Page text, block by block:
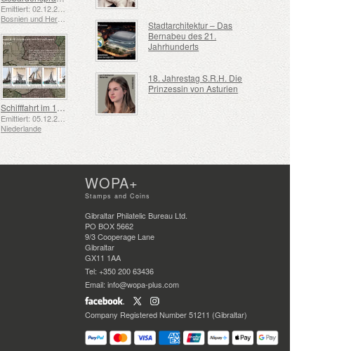
Emittiert: 02.12.2025
Bosnien und Herzegowina - Republik Srpska
Schifffahrt im 17. und 18. Jahrhundert – Torfschifffahrt
Emittiert: 05.12.2025
Niederlande
Stadtarchitektur – Das
Bernabeu des 21.
Jahrhunderts
18. Jahrestag S.R.H. Die
Prinzessin von Asturien
WOPA+
Stamps and Coins
Gibraltar Philatelic Bureau Ltd.
PO BOX 5662
9/3 Cooperage Lane
Gibraltar
GX11 1AA
Tel: +350 200 63436
Email: info@wopa-plus.com
Company Registered Number 51211 (Gibraltar)